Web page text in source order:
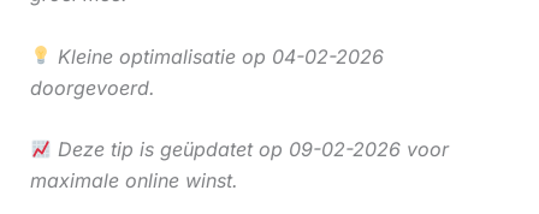
Kleine optimalisatie op 04-02-2026
doorgevoerd.
Deze tip is geüpdatet op 09-02-2026 voor
maximale online winst.